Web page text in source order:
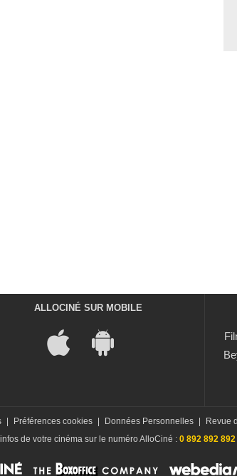
ALLOCINÉ SUR MOBILE
Préférences cookies Données Personnelles Revue
de votre cinéma sur le numéro AlloCiné : 0 892 892 892